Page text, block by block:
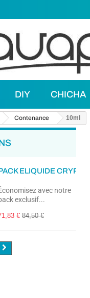
DIY CHICHA
Contenance 10ml
ELIQUIDE
avec notre
exclusif...
€ 84,50 €